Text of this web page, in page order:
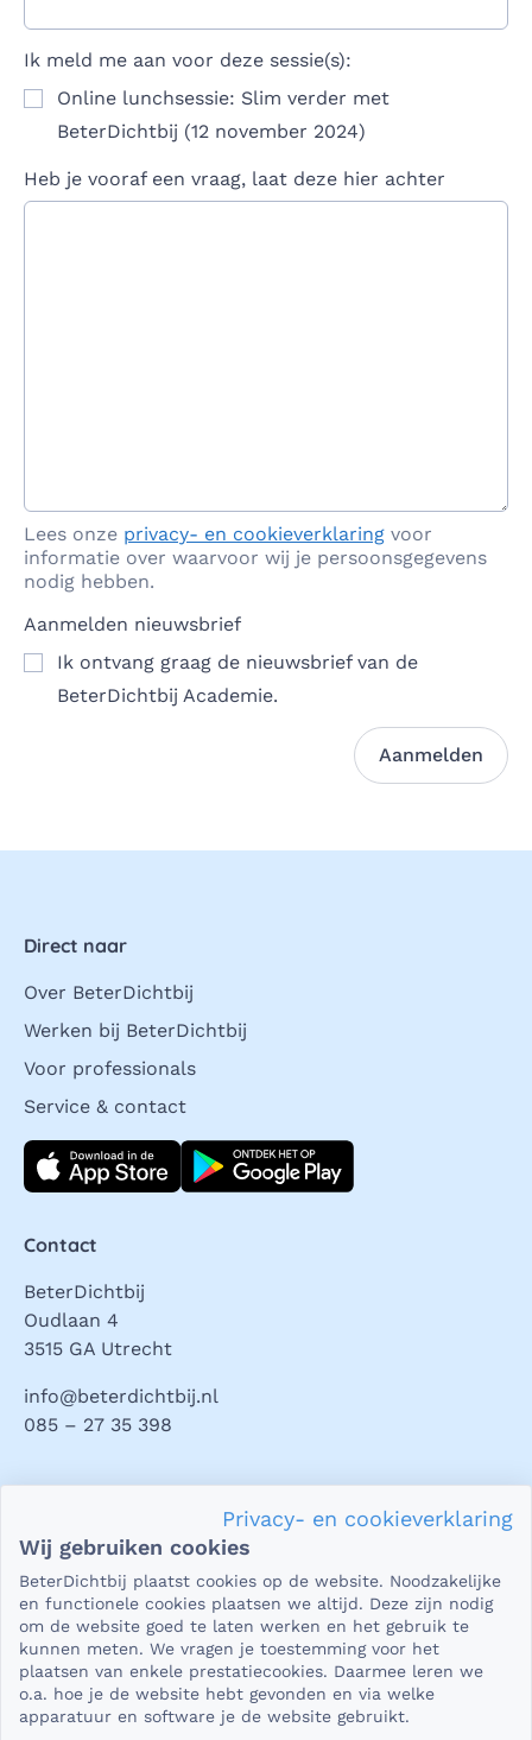
Ik meld me aan voor deze sessie(s):
Online lunchsessie: Slim verder met
BeterDichtbij (12 november 2024)
Heb je vooraf een vraag, laat deze hier achter
Lees onze privacy- en cookieverklaring voor
informatie over waarvoor wij je persoonsgegevens
nodig hebben.
Aanmelden nieuwsbrief
Ik ontvang graag de nieuwsbrief van de
BeterDichtbij Academie.
Aanmelden
Direct naar
Over BeterDichtbij
Werken bij BeterDichtbij
Voor professionals
Service & contact
Download direct
Contact
BeterDichtbij
Oudlaan 4
3515 GA Utrecht
info@beterdichtbij.nl
085 – 27 35 398
Privacy en veiligheid
Als het gaat om je gezondheid, dan is het natuurlijk heel
kunt stellen. En dat je er zeker van bent dat wat je deelt,
niet in verkeerde handen valt. Daar kun je op rekenen bij
BeterDichtbij.
Lees verder
Privacy- en cookieverklaring
Wij gebruiken cookies
BeterDichtbij plaatst cookies op de website. Noodzakelijke
en functionele cookies plaatsen we altijd. Deze zijn nodig
om de website goed te laten werken en het gebruik te
kunnen meten. We vragen je toestemming voor het
plaatsen van enkele prestatiecookies. Daarmee leren we
o.a. hoe je de website hebt gevonden en via welke
apparatuur en software je de website gebruikt.